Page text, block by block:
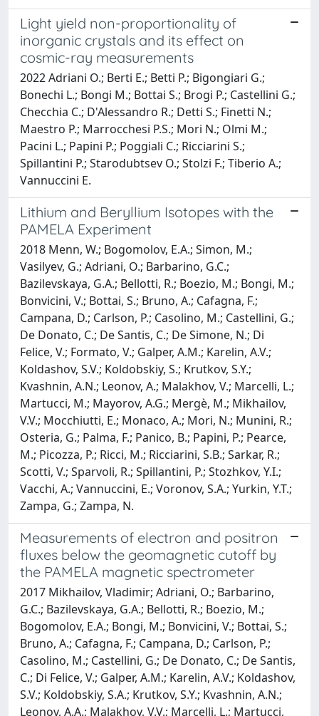
Light yield non-proportionality of
inorganic crystals and its effect on
cosmic-ray measurements
2022 Adriani O.; Berti E.; Betti P.; Bigongiari G.;
Bonechi L.; Bongi M.; Bottai S.; Brogi P.; Castellini G.;
Checchia C.; D'Alessandro R.; Detti S.; Finetti N.;
Maestro P.; Marrocchesi P.S.; Mori N.; Olmi M.;
Pacini L.; Papini P.; Poggiali C.; Ricciarini S.;
Spillantini P.; Starodubtsev O.; Stolzi F.; Tiberio A.;
Vannuccini E.
Lithium and Beryllium Isotopes with the
PAMELA Experiment
2018 Menn, W.; Bogomolov, E.A.; Simon, M.;
Vasilyev, G.; Adriani, O.; Barbarino, G.C.;
Bazilevskaya, G.A.; Bellotti, R.; Boezio, M.; Bongi, M.;
Bonvicini, V.; Bottai, S.; Bruno, A.; Cafagna, F.;
Campana, D.; Carlson, P.; Casolino, M.; Castellini, G.;
De Donato, C.; De Santis, C.; De Simone, N.; Di
Felice, V.; Formato, V.; Galper, A.M.; Karelin, A.V.;
Koldashov, S.V.; Koldobskiy, S.; Krutkov, S.Y.;
Kvashnin, A.N.; Leonov, A.; Malakhov, V.; Marcelli, L.;
Martucci, M.; Mayorov, A.G.; Mergè, M.; Mikhailov,
V.V.; Mocchiutti, E.; Monaco, A.; Mori, N.; Munini, R.;
Osteria, G.; Palma, F.; Panico, B.; Papini, P.; Pearce,
M.; Picozza, P.; Ricci, M.; Ricciarini, S.B.; Sarkar, R.;
Scotti, V.; Sparvoli, R.; Spillantini, P.; Stozhkov, Y.I.;
Vacchi, A.; Vannuccini, E.; Voronov, S.A.; Yurkin, Y.T.;
Zampa, G.; Zampa, N.
Measurements of electron and positron
fluxes below the geomagnetic cutoff by
the PAMELA magnetic spectrometer
2017 Mikhailov, Vladimir; Adriani, O.; Barbarino,
G.C.; Bazilevskaya, G.A.; Bellotti, R.; Boezio, M.;
Bogomolov, E.A.; Bongi, M.; Bonvicini, V.; Bottai, S.;
Bruno, A.; Cafagna, F.; Campana, D.; Carlson, P.;
Casolino, M.; Castellini, G.; De Donato, C.; De Santis,
C.; Di Felice, V.; Galper, A.M.; Karelin, A.V.; Koldashov,
S.V.; Koldobskiy, S.A.; Krutkov, S.Y.; Kvashnin, A.N.;
Leonov, A.A.; Malakhov, V.V.; Marcelli, L.; Martucci,